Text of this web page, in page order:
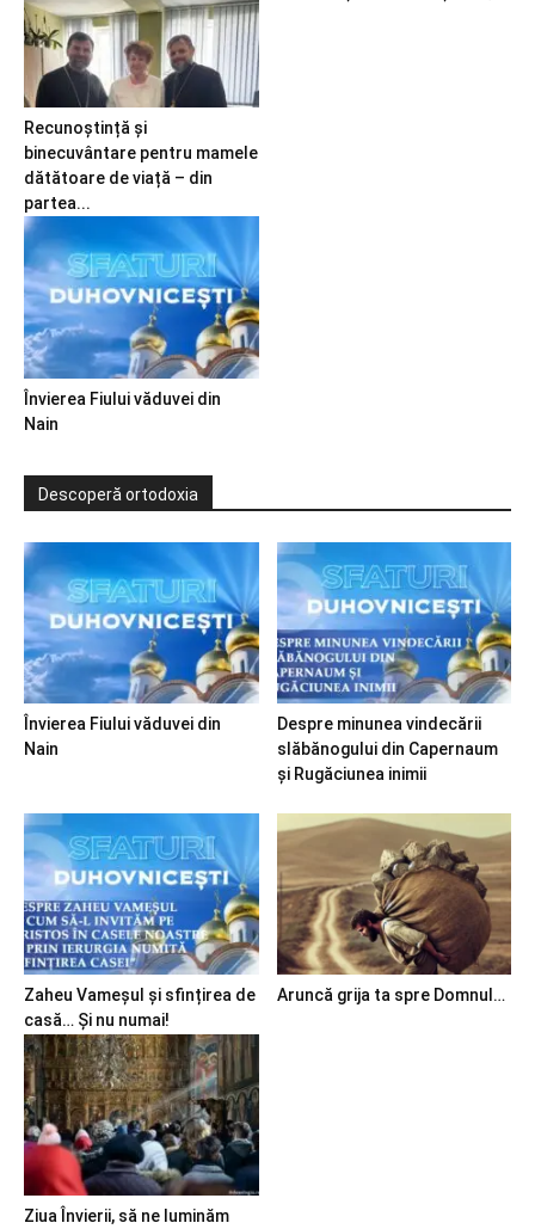
Recunoștință și
binecuvântare pentru mamele
dătătoare de viață – din
partea...
Învierea Fiului văduvei din
Nain
Descoperă ortodoxia
Învierea Fiului văduvei din
Nain
Despre minunea vindecării
slăbănogului din Capernaum
și Rugăciunea inimii
Zaheu Vameșul și sfințirea de
casă… Și nu numai!
Aruncă grija ta spre Domnul…
Ziua Învierii, să ne luminăm